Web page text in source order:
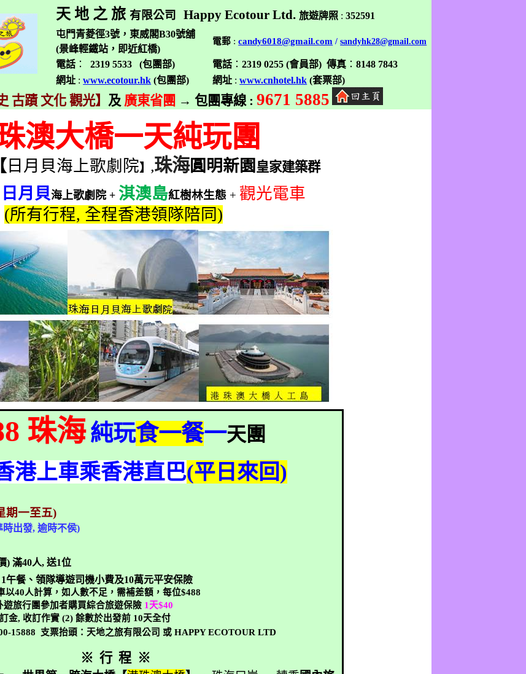
天 地 之 旅有限公司 Happy Ecotour Ltd.旅遊牌照 :352591
屯門青菱徑3號，東威閣B30號舖
(景峰輕鐵站，即近紅橋)
電郵 :candy6018@gmail.com /sandyhk28@gmail.com
電話 ： 2319 5533 (包團部) 電話 ：2319 0255 (會員部)傳真 ：8148 7843
網址 : www.ecotour.hk (包團部) 網址 : www.cnhotel.hk (套票部)
古蹟 文化 觀光】 及 廣東省團 → 包團專線: 9671 5885
澳大橋一天純玩團
日月貝海上歌劇院】 ,珠海圓明新園 皇家建築群
日月貝海上歌劇院 + 淇澳島紅樹林生態 + 觀光電車
(所有行程, 全程香港領隊陪同)
珠海 純玩食一餐一天團
港上車乘香港直巴(平日來回)
期一至五)
時出發,逾時不侯)
)滿40人,送1位
1午餐、領隊導遊司機小費及10萬元平安保險
以40人計算，如人數不足，需補差額，每位$488
旅行團參加者購買綜合旅遊保險 1 天$40
訂金, 收訂作實 (2)餘數於出發前 10天全付
15888 支票抬頭：天地之旅有限公司 或HAPPY ECOTOUR LTD
※ 行 程 ※